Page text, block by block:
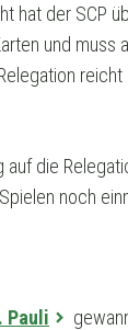
hat der SCP
und muss
die
noch
Pauli